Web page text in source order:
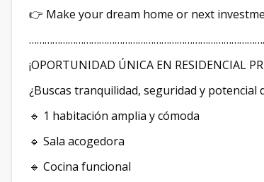
👉 Make your dream home or next
¡OPORTUNIDAD ÚNICA EN RESIDENCIAL
¿Buscas tranquilidad, seguridad y potencial
🔹 1 habitación amplia y cómoda
🔹 Sala acogedora
🔹 Cocina funcional